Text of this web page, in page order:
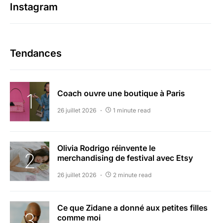
Instagram
Tendances
Coach ouvre une boutique à Paris
26 juillet 2026 1 minute read
Olivia Rodrigo réinvente le
merchandising de festival avec Etsy
26 juillet 2026 2 minute read
Ce que Zidane a donné aux petites filles
comme moi